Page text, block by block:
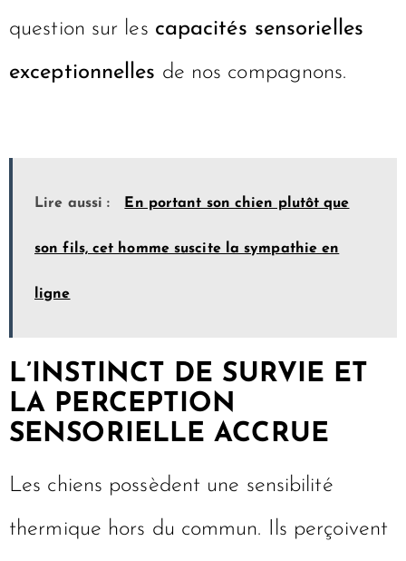
question sur les capacités sensorielles
exceptionnelles de nos compagnons.
Lire aussi : En portant son chien plutôt que
son fils, cet homme suscite la sympathie en
ligne
L’INSTINCT DE SURVIE ET
LA PERCEPTION
SENSORIELLE ACCRUE
Les chiens possèdent une sensibilité
thermique hors du commun. Ils perçoivent